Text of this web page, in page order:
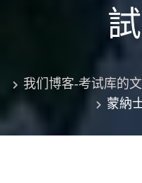
我们博客-考试库的
蒙納